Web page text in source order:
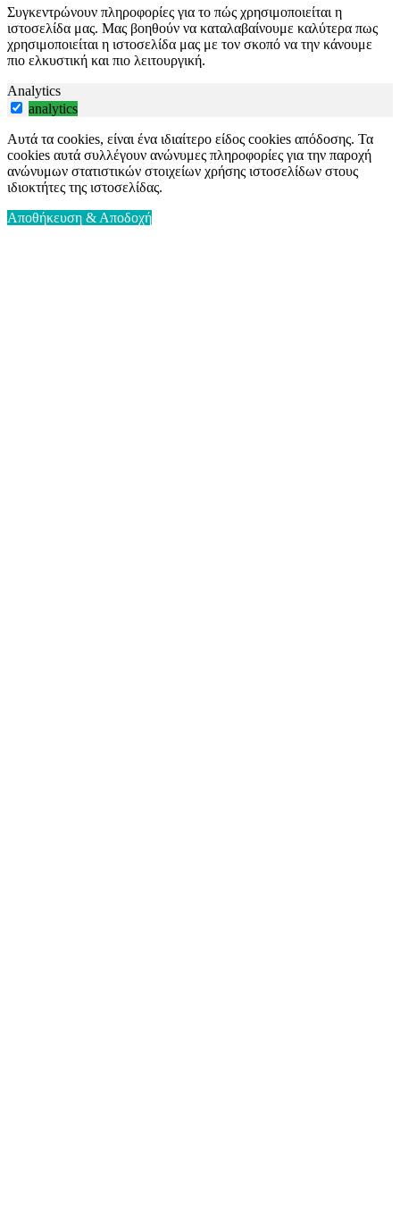
Συγκεντρώνουν πληροφορίες για το πώς χρησιμοποιείται η
ιστοσελίδα μας. Μας βοηθούν να καταλαβαίνουμε καλύτερα πως
χρησιμοποιείται η ιστοσελίδα μας με τον σκοπό να την κάνουμε
πιο ελκυστική και πιο λειτουργική.
Analytics
analytics
Αυτά τα cookies, είναι ένα ιδιαίτερο είδος cookies απόδοσης. Τα
cookies αυτά συλλέγουν ανώνυμες πληροφορίες για την παροχή
ανώνυμων στατιστικών στοιχείων χρήσης ιστοσελίδων στους
ιδιοκτήτες της ιστοσελίδας.
Αποθήκευση & Αποδοχή